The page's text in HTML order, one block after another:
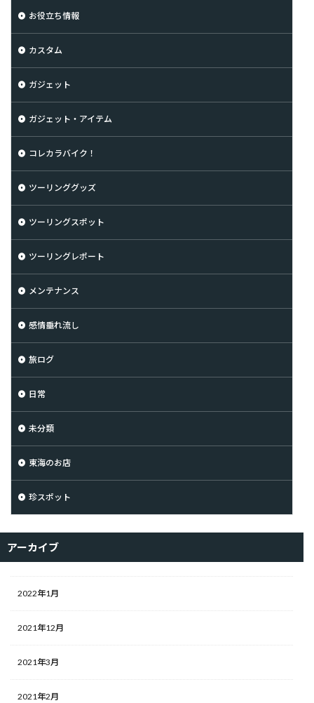
お役立ち情報
カスタム
ガジェット
ガジェット・アイテム
コレカラバイク！
ツーリンググッズ
ツーリングスポット
ツーリングレポート
メンテナンス
感情垂れ流し
旅ログ
日常
未分類
東海のお店
珍スポット
アーカイブ
2022年1月
2021年12月
2021年3月
2021年2月